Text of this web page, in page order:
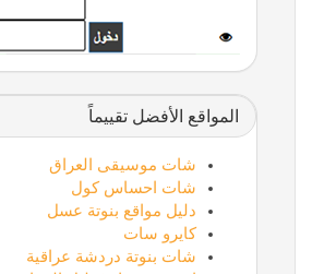
المواقع الأفضل تقييماً
شات موسيقى العراق
شات احساس كول
دليل مواقع بنوتة عسل
كايرو سات
شات بنوتة دردشة عراقية